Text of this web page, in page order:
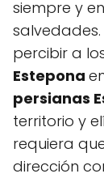
siempre y
percibir a
Estepona
persianas
territorio y
requiera
dirección